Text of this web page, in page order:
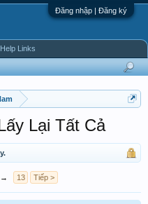
Đăng nhập | Đăng ký
Lại Tất Cả
→ 13 Tiếp >
Help Links